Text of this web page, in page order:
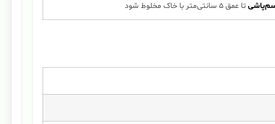
تا عمق ۵ سانتی‌متر با خاک مخلوط شود